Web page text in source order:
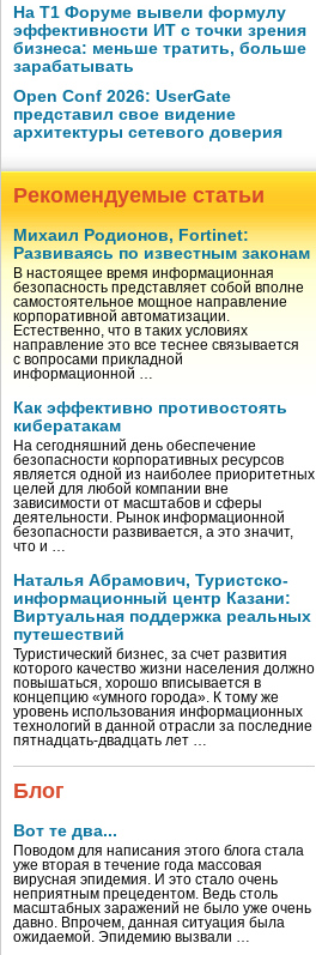
На Т1 Форуме вывели формулу
эффективности ИТ с точки зрения
бизнеса: меньше тратить, больше
зарабатывать
Open Conf 2026: UserGate
представил свое видение
архитектуры сетевого доверия
Рекомендуемые статьи
Михаил Родионов, Fortinet:
Развиваясь по известным законам
В настоящее время информационная
безопасность представляет собой вполне
самостоятельное мощное направление
корпоративной автоматизации.
Естественно, что в таких условиях
направление это все теснее связывается
с вопросами прикладной
информационной …
Как эффективно противостоять
кибератакам
На сегодняшний день обеспечение
безопасности корпоративных ресурсов
является одной из наиболее приоритетных
целей для любой компании вне
зависимости от масштабов и сферы
деятельности. Рынок информационной
безопасности развивается, а это значит,
что и …
Наталья Абрамович, Туристско-
информационный центр Казани:
Виртуальная поддержка реальных
путешествий
Туристический бизнес, за счет развития
которого качество жизни населения должно
повышаться, хорошо вписывается в
концепцию «умного города». К тому же
уровень использования информационных
технологий в данной отрасли за последние
пятнадцать-двадцать лет …
Блог
Вот те два...
Поводом для написания этого блога стала
уже вторая в течение года массовая
вирусная эпидемия. И это стало очень
неприятным прецедентом. Ведь столь
масштабных заражений не было уже очень
давно. Впрочем, данная ситуация была
ожидаемой. Эпидемию вызвали …